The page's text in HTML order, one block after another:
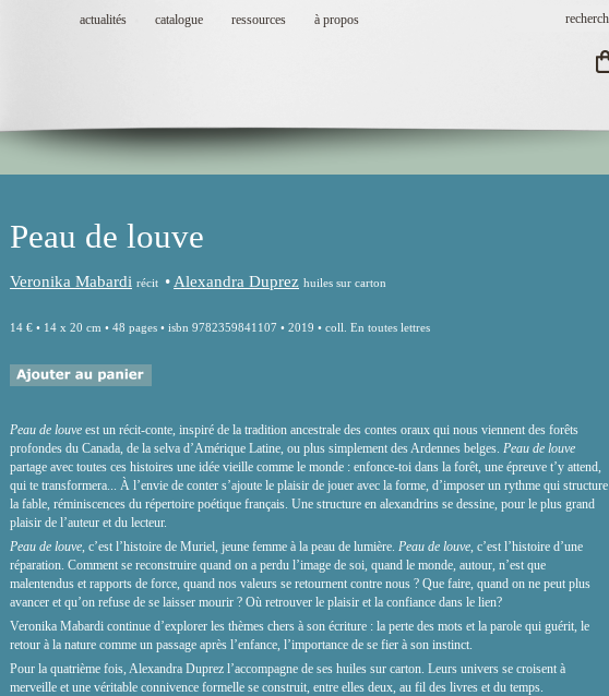
actualités catalogue ressources à propos
Peau de louve
Veronika Mabardi récit • Alexandra Duprez huiles sur carton
14 € • 14 x 20 cm • 48 pages • isbn 9782359841107 • 2019 • coll. En toutes lettres
Peau de louve est un récit-conte, inspiré de la tradition ancestrale des contes oraux qui nous viennent des forêts
profondes du Canada, de la selva d’Amérique Latine, ou plus simplement des Ardennes belges. Peau de louve
partage avec toutes ces histoires une idée vieille comme le monde : enfonce-toi dans la forêt, une épreuve t’y attend,
qui te transformera... À l’envie de conter s’ajoute le plaisir de jouer avec la forme, d’imposer un rythme qui structure
la fable, réminiscences du répertoire poétique français. Une structure en alexandrins se dessine, pour le plus grand
plaisir de l’auteur et du lecteur.
Peau de louve, c’est l’histoire de Muriel, jeune femme à la peau de lumière. Peau de louve, c’est l’histoire d’une
réparation. Comment se reconstruire quand on a perdu l’image de soi, quand le monde, autour, n’est que
malentendus et rapports de force, quand nos valeurs se retournent contre nous ? Que faire, quand on ne peut plus
avancer et qu’on refuse de se laisser mourir ? Où retrouver le plaisir et la confiance dans le lien?
Veronika Mabardi continue d’explorer les thèmes chers à son écriture : la perte des mots et la parole qui guérit, le
retour à la nature comme un passage après l’enfance, l’importance de se fier à son instinct.
Pour la quatrième fois, Alexandra Duprez l’accompagne de ses huiles sur carton. Leurs univers se croisent à
merveille et une véritable connivence formelle se construit, entre elles deux, au fil des livres et du temps.